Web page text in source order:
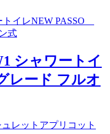
シャワートイ
レード フルオ